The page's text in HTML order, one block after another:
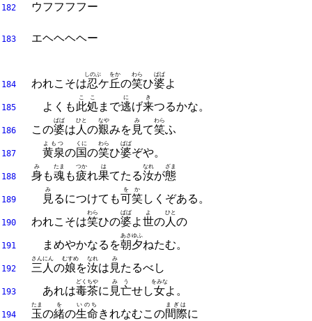
182 ウフフフフー
183 エヘヘヘヘー
184 われこそは忍
しのぶ
ケ 丘
をか
の笑
わら
ひ婆
ばば
よ
185 よくも此処
ここ
まで逃
に
げ来
き
つるかな。
186 この婆
ばば
は人
ひと
の艱
なや
みを 見
み
て笑
わら
ふ
187 黄泉
よもつ
の国
くに
の笑
わら
ひ婆
ばば
ぞや。
188 身
み
も魂
たま
も疲
つか
れ果
は
てたる汝
なれ
が態
ざま
189 見
み
るにつけても可笑
をか
しくぞある。
190 われこそは笑
わら
ひの婆
ばば
よ世
よ
の人
ひと
の
191 まめやかなるを朝夕
あさゆふ
ねたむ。
192 三
さん
人
にん
の娘
むすめ
を汝
なれ
は 見
み
たるべし
193 あれは毒茶
どくちや
に 見亡
みう
せし女
をみな
よ。
194 玉
たま
の緒
を
の生命
いのち
きれなむこの間際
まぎは
に